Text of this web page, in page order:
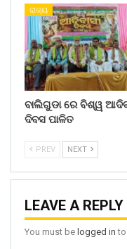
ରାଜ୍ୟ
ବାଲିଗୁଡା ରେ ବିଶ୍ୱ
ଦିବସ ପାଳିତ
PREV NEXT
LEAVE A REPLY
You must be logged in to